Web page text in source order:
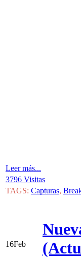
Leer más...
3796 Visitas
TAGS: Capturas,
16Feb